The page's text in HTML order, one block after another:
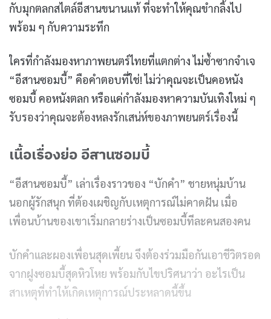
กับมุกตลกสไตล์อีสานขนานแท้ ที่จะทำให้คุณขำกลิ้งไป
พร้อม ๆ กับความระทึก
ใครที่กำลังมองหาภาพยนตร์ไทยที่แตกต่าง ไม่ซ้ำซากจำเจ
“อีสานซอมบี้” คือคำตอบที่ใช่! ไม่ว่าคุณจะเป็นคอหนัง
ซอมบี้ คอหนังตลก หรือแค่กำลังมองหาความบันเทิงใหม่ ๆ
รับรองว่าคุณจะต้องหลงรักเสน่ห์ของภาพยนตร์เรื่องนี้
เนื้อเรื่องย่อ อีสานซอมบี้
“อีสานซอมบี้” เล่าเรื่องราวของ “บักคํา” ชายหนุ่มบ้าน
นอกผู้รักสนุก ที่ต้องเผชิญกับเหตุการณ์ไม่คาดฝัน เมื่อ
เพื่อนบ้านของเขาเริ่มกลายร่างเป็นซอมบี้ทีละคนสองคน
บักคําและผองเพื่อนสุดเพี้ยน จึงต้องร่วมมือกันเอาชีวิตรอด
จากฝูงซอมบี้สุดหิวโหย พร้อมกับไขปริศนาว่า อะไรเป็น
สาเหตุที่ทำให้เกิดเหตุการณ์ประหลาดนี้ขึ้น